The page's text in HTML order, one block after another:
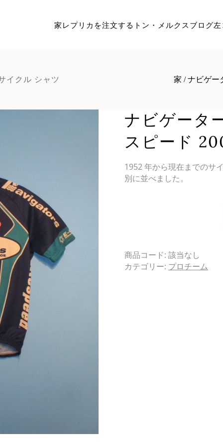
家 レプリカを注文する トン・メルクス ブログ左
イクル シャツ 家 /ナビゲー
ナビゲータ
スピード
1952 年から現在までのサ
別に並べました。
商品コード: 該当なし
カテゴリー: プロチーム